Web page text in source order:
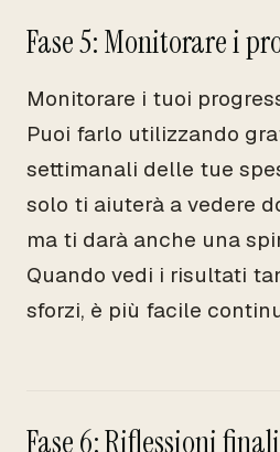
Fase 5: Monitorare i
Monitorare i tuoi
Puoi farlo utilizzando
settimanali delle tue
solo ti aiuterà a vedere
ma ti darà anche una
Quando vedi i risultati
sforzi, è più facile
Fase 6: Riflessioni finali